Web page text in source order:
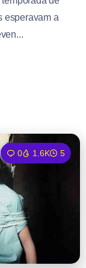
esperavam a
0 1.6K 5